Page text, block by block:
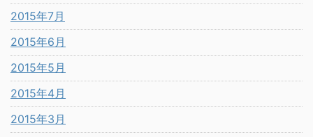
2015年7月
2015年6月
2015年5月
2015年4月
2015年3月